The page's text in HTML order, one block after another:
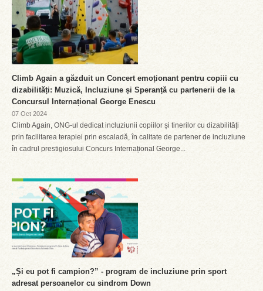
Climb Again a găzduit un Concert emoționant pentru copiii cu
dizabilități: Muzică, Incluziune și Speranță cu partenerii de la
Concursul Internațional George Enescu
07 Oct 2024
Climb Again, ONG-ul dedicat incluziunii copiilor și tinerilor cu dizabilități
prin facilitarea terapiei prin escaladă, în calitate de partener de incluziune
în cadrul prestigiosului Concurs Internațional George...
„Și eu pot fi campion?” - program de incluziune prin sport
adresat persoanelor cu sindrom Down